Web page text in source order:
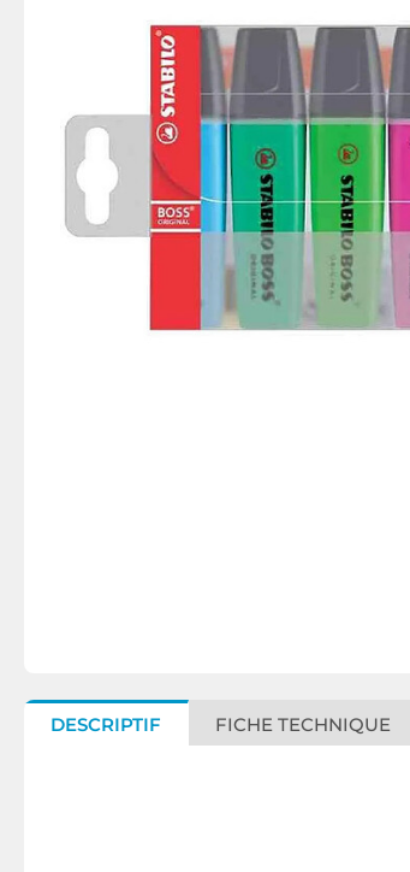
DESCRIPTIF FICHE TECHNIQUE